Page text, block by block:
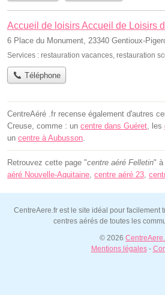
Accueil de loisirs Accueil de Loisirs
6 Place du Monument, 23340 Gentioux-
Services : restauration vacances restauration
Téléphone
CentreAéré .fr recense également d'autres
Creuse, comme : un centre dans Guéret, les
un centre à Aubusson.
Retrouvez cette page "centre aéré Felletin" à
aéré Nouvelle-Aquitaine, centre aéré 23,
CentreAere.fr est le site idéal pour facilement
centres aérés de toutes les
© 2026
Mentions légales-